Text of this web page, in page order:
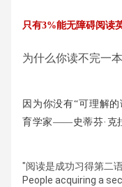
只有3%能无障碍阅读
为什么你读不完一
因为你没有“可理解的
育学家——史蒂芬·克
"阅读是成功习得第二
People acquiring a